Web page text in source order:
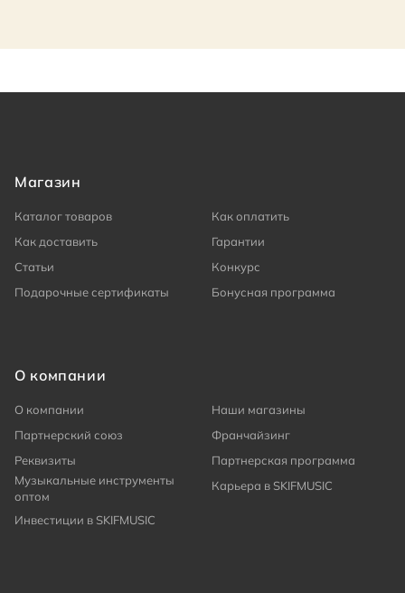
Магазин
Каталог товаров
Как оплатить
Как доставить
Гарантии
Статьи
Конкурс
Подарочные сертификаты
Бонусная программа
О компании
О компании
Наши магазины
Партнерский союз
Франчайзинг
Реквизиты
Партнерская программа
Музыкальные инструменты
оптом
Карьера в SKIFMUSIC
Инвестиции в SKIFMUSIC